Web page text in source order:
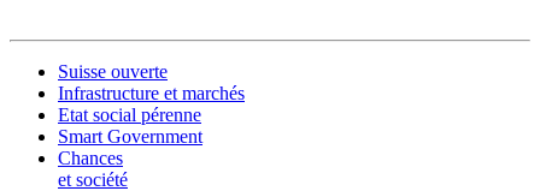
Suisse ouverte
Infrastructure et marchés
Etat social pérenne
Smart Government
Chances
et société